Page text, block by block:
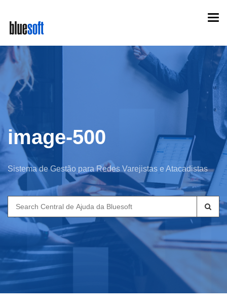
main
content
image-500
Sistema de Gestão para Redes Varejistas e Atacadistas
Search
for: